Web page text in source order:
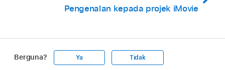
Pengenalan kepada projek iMovie
Berguna? Ya Tidak